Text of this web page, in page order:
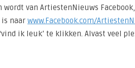
wordt van ArtiestenNieuws
naar www.Facebook.com/
ik leuk’ te klikken. Alvast veel